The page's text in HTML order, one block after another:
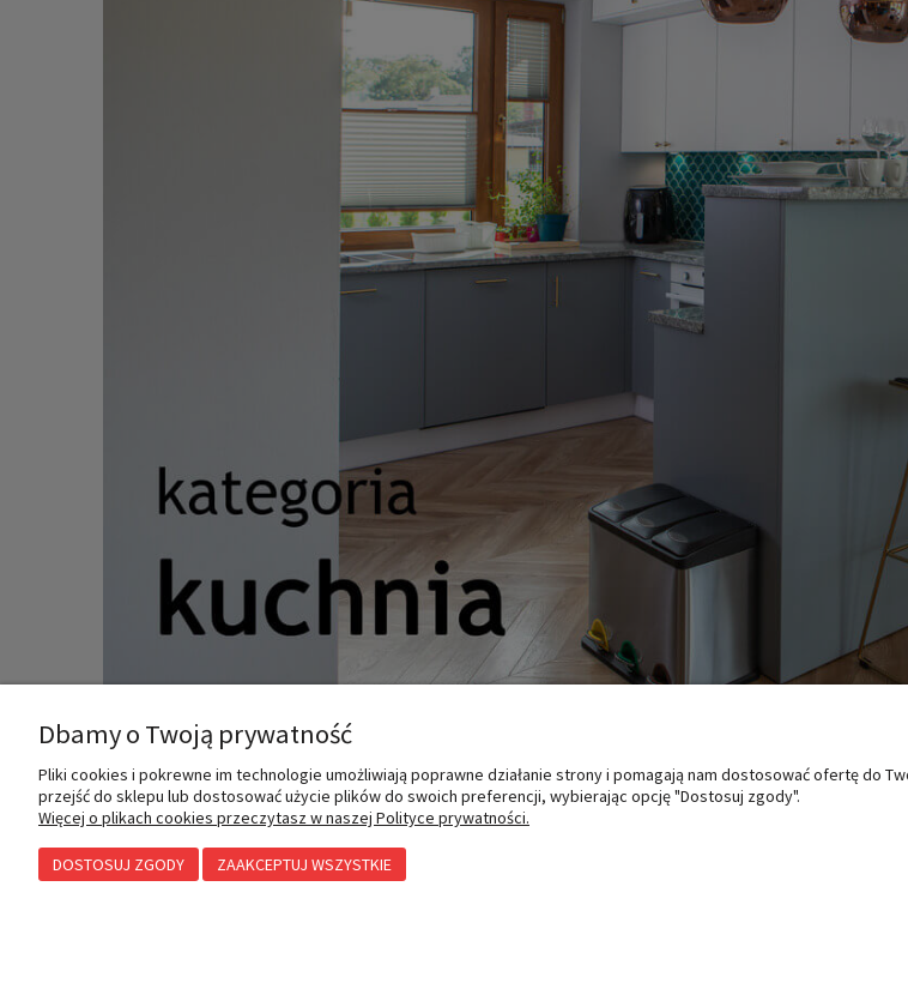
MOJE KONTO
Twoje zamówienia
INFORMACJE
Polityka prywatności
Dbamy o Twoją prywatność
Pliki cookies i pokrewne im technologie umożliwiają poprawne działanie strony i pomagają nam dostosować ofertę do
przejść do sklepu lub dostosować użycie plików do swoich preferencji, wybierając opcję "Dostosuj zgody".
Więcej o plikach cookies przeczytasz w naszej Polityce prywatności.
DOSTOSUJ ZGODY ZAAKCEPTUJ WSZYSTKIE